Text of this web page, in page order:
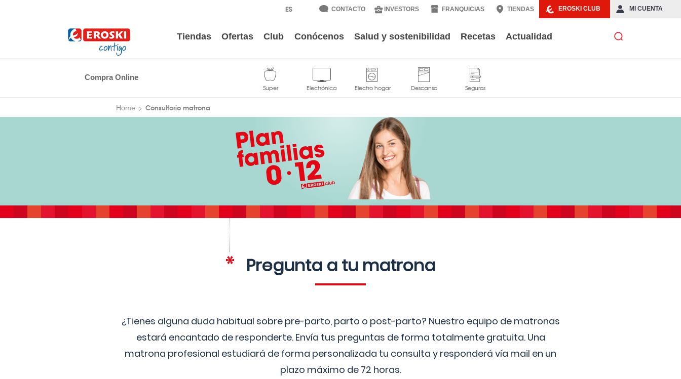
EROSKI CLUB MI CUENTA
CONTACTO INVESTORS FRANQUICIAS TIENDAS
Tiendas Ofertas Club Conócenos Salud y sostenibilidad Recetas Actualidad
Compra Online
Home Consultorio matrona
Pregunta a tu matrona
¿Tienes alguna duda habitual sobre pre-parto, parto o post-parto? Nuestro equipo de matronas
estará encantado de responderte. Envía tus preguntas de forma totalmente gratuita. Una
matrona profesional estudiará de forma personalizada tu consulta y responderá vía mail en un
plazo máximo de 72 horas.